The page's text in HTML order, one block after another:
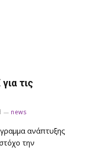
τις
news
ανάπτυξης
την